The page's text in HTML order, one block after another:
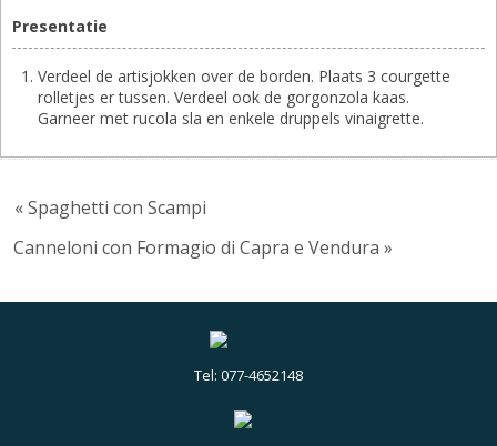
Presentatie
Verdeel de artisjokken over de borden. Plaats 3 courgette
rolletjes er tussen. Verdeel ook de gorgonzola kaas.
Garneer met rucola sla en enkele druppels vinaigrette.
« Spaghetti con Scampi
Canneloni con Formagio di Capra e Vendura »
Tel: 077-4652148